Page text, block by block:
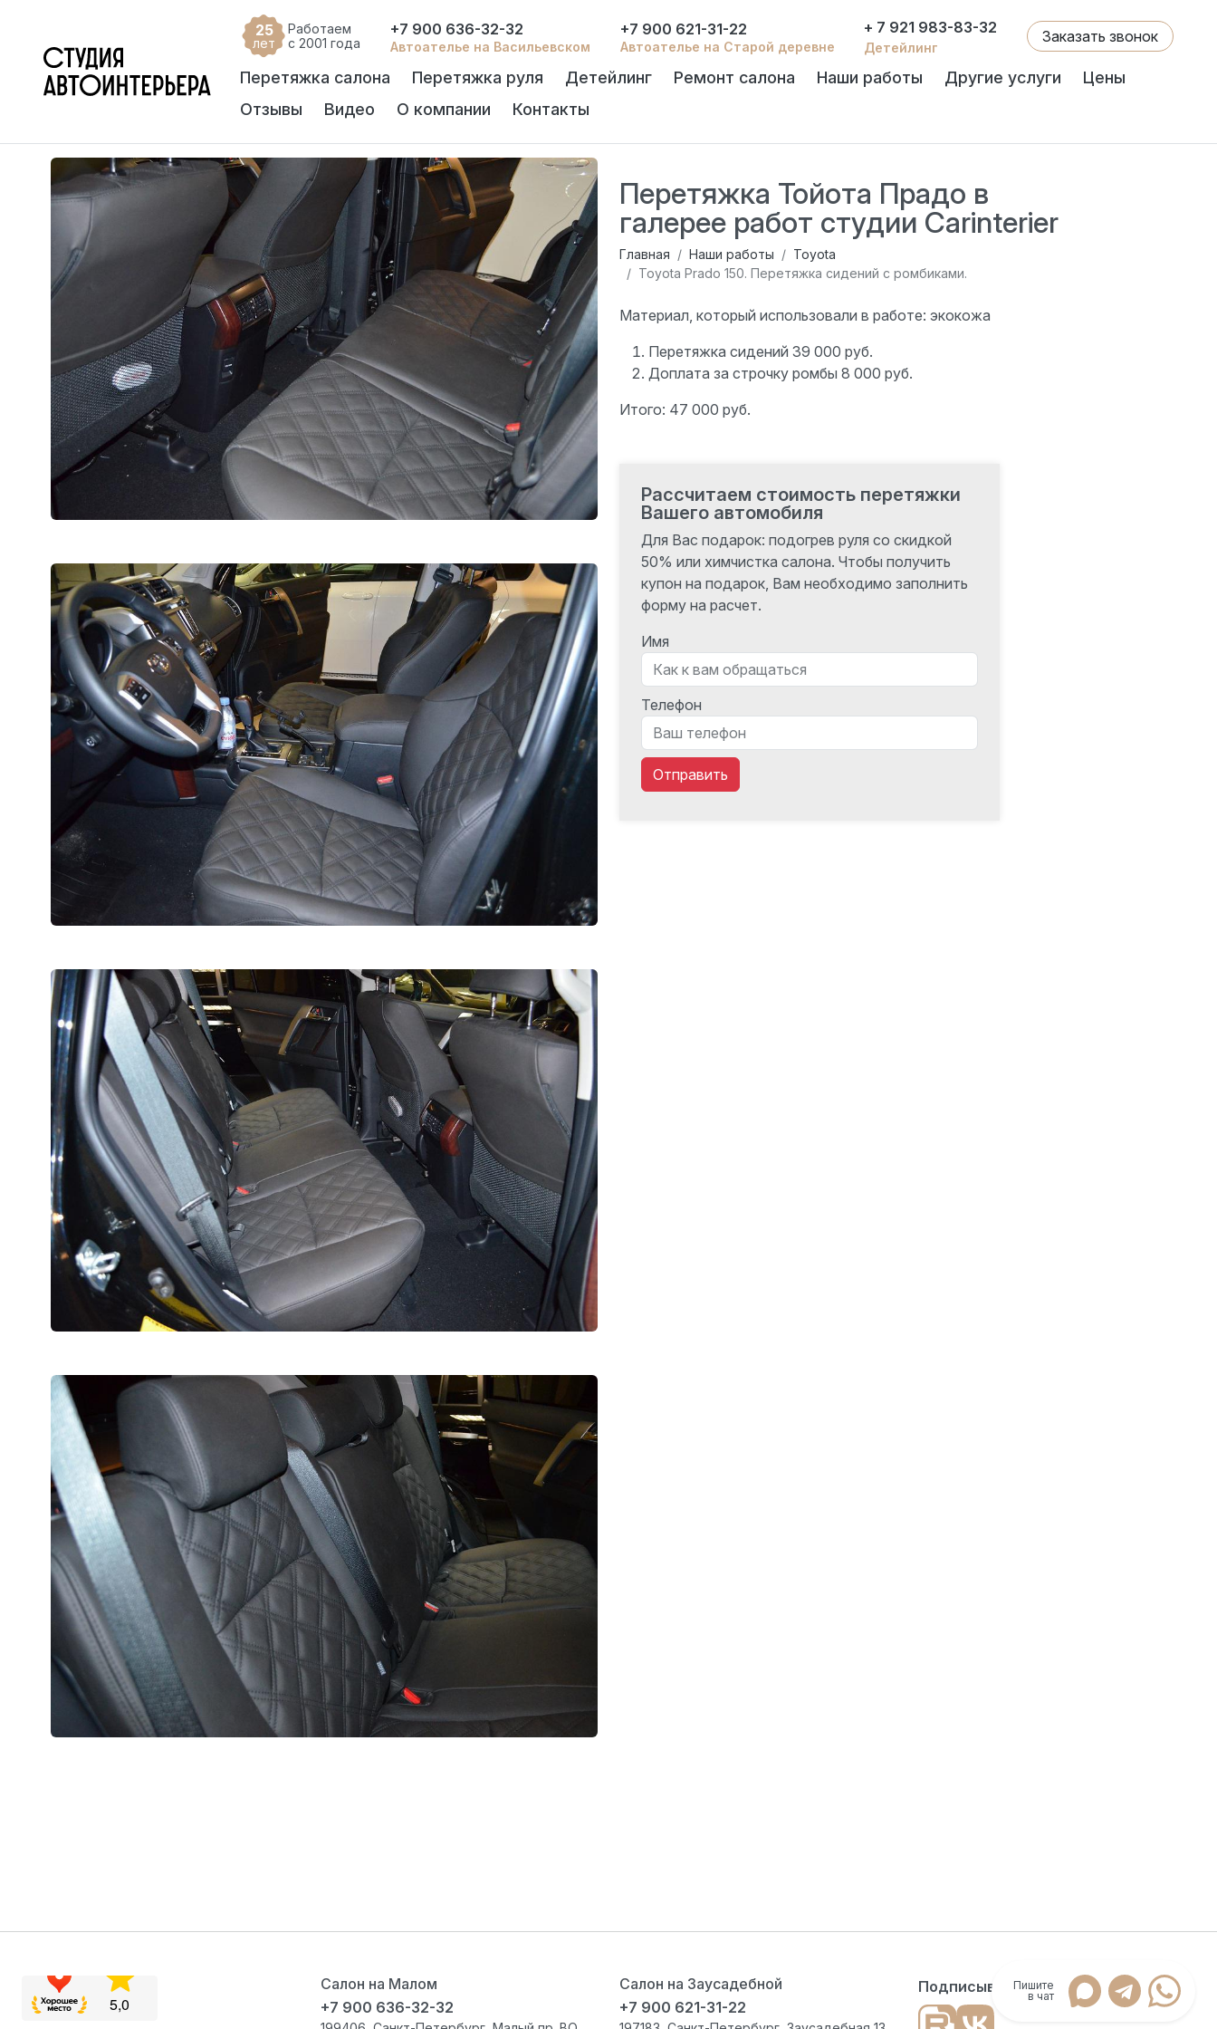
25
лет
Работаем
с 2001 года
+7 900 636-32-32
Автоателье на Васильевском
+7 900 621-31-22
Автоателье на Старой деревне
+ 7 921 983-83-32
Детейлинг
Заказать звонок
Перетяжка салона Перетяжка руля Детейлинг Ремонт салона Наши работы Другие услуги
Цены
Отзывы
Видео О компании Контакты
Перетяжка Тойота Прадо в
галерее работ студии Carinterier
Главная Наши работы
Toyota
Toyota Prado 150. Перетяжка сидений с ромбиками.
Материал, который использовали в работе: экокожа
Перетяжка сидений 39 000 руб.
Доплата за строчку ромбы 8 000 руб.
Итого: 47 000 руб.
Рассчитаем стоимость перетяжки
Вашего автомобиля
Для Вас подарок: подогрев руля со скидкой
50% или химчистка салона. Чтобы получить
купон на подарок, Вам необходимо заполнить
форму на расчет.
Имя
Телефон
Отправить
Пишите
в чат
Салон на Малом
+7 900 636-32-32
Салон на Заусадебной
+7 900 621-31-22
Подписывайтесь